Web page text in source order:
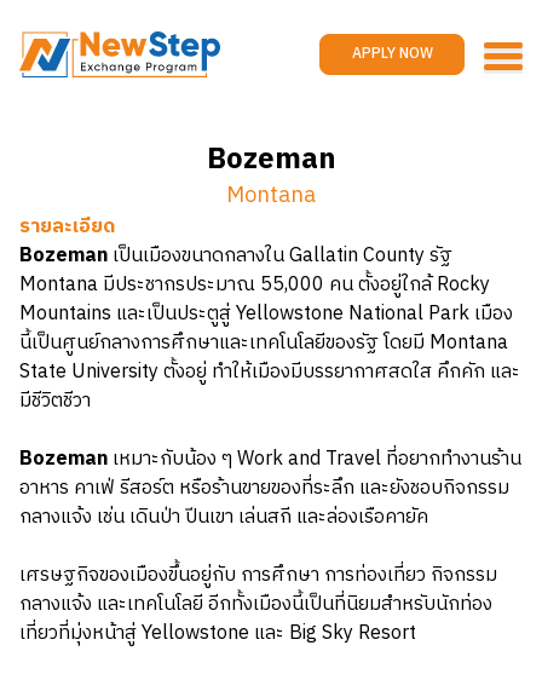
APPLY NOW
Work and travel
Promotions
Contact us
Bozeman
Montana
รายละเอียด
Bozemanเป็นเมืองขนาดกลางใน Gallatin County รัฐ
Montana มีประชากรประมาณ 55,000 คน ตั้งอยู่ใกล้ Rocky
Mountains และเป็นประตูสู่ Yellowstone National Park เมือง
นี้เป็นศูนย์กลางการศึกษาและเทคโนโลยีของรัฐ โดยมี Montana
State University ตั้งอยู่ ทำให้เมืองมีบรรยากาศสดใส คึกคัก และ
มีชีวิตชีวา
Bozemanเหมาะกับน้อง ๆ Work and Travel ที่อยากทำงานร้าน
อาหาร คาเฟ่ รีสอร์ต หรือร้านขายของที่ระลึก และยังชอบกิจกรรม
กลางแจ้ง เช่น เดินป่า ปีนเขา เล่นสกี และล่องเรือคายัค
เศรษฐกิจของเมืองขึ้นอยู่กับ การศึกษา การท่องเที่ยว กิจกรรม
กลางแจ้ง และเทคโนโลยี อีกทั้งเมืองนี้เป็นที่นิยมสำหรับนักท่อง
เที่ยวที่มุ่งหน้าสู่ Yellowstone และ Big Sky Resort